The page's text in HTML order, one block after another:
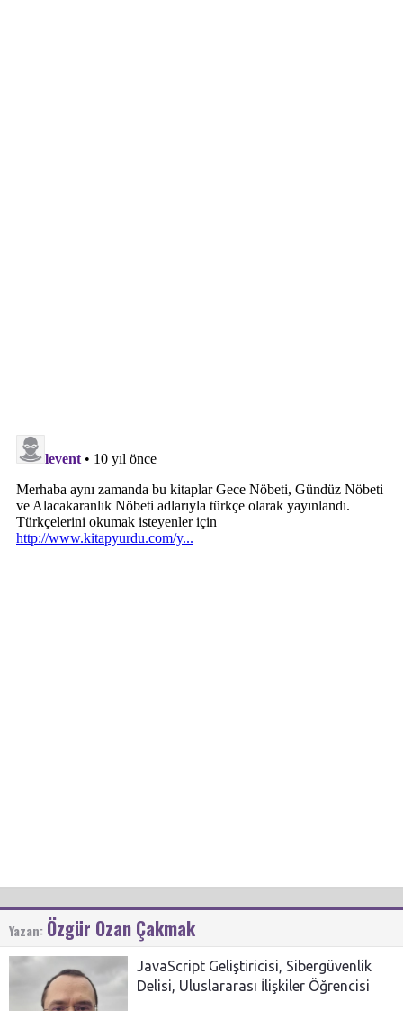
Yazan: Özgür Ozan Çakmak
JavaScript Geliştiricisi, Sibergüvenlik
Delisi, Uluslararası İlişkiler Öğrencisi